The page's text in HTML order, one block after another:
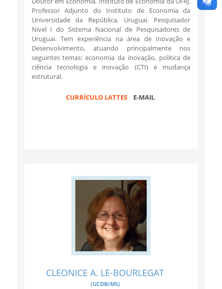
Professor Adjunto do Instituto de Economia da
Universidade da República, Uruguai. Pesquisador
Nivel I do Sistema Nacional de Pesquisadores de
Uruguai. Tem experiência na área de Inovação e
Desenvolvimento, atuando principalmente nos
seguintes temas: economia da inovação, politica de
ciência tecnologia e inovação (CTI) e mudança
estrutural.
CURRÍCULO LATTESE-MAIL
CLEONICE A. LE-BOURLEGAT
(UCDB/MS)